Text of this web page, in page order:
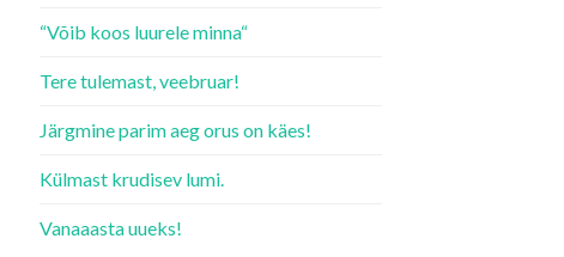
“Võib koos luurele minna“
Tere tulemast, veebruar!
Järgmine parim aeg orus on käes!
Külmast krudisev lumi.
Vanaaasta uueks!